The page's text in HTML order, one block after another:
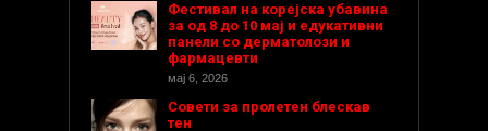
Фестивал на корејска убавина
за од 8 до 10 мај и едукативни
панели со дерматолози и
фармацевти
мај 6, 2026
Совети за пролетен блескав
тен